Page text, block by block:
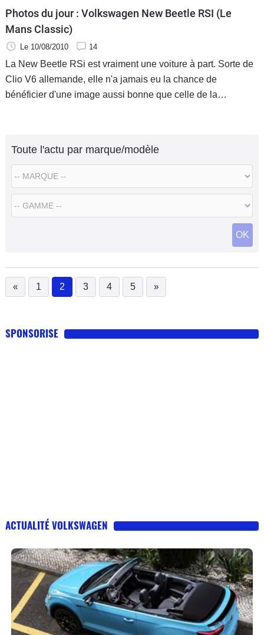
Photos du jour : Volkswagen New Beetle RSI (Le
Mans Classic)
Le 10/08/2010 14
La New Beetle RSi est vraiment une voiture à part. Sorte de
Clio V6 allemande, elle n'a jamais eu la chance de
bénéficier d'une image aussi bonne que celle de la
Toute l'actu par marque/modèle
OK
« 1 2
(current)
3 4 5 »
SPONSORISE
ACTUALITÉ VOLKSWAGEN